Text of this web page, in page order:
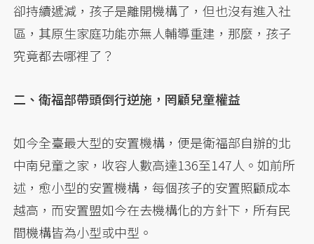
卻持續遞減，孩子是離開機構了，但也沒有進入社
區，其原生家庭功能亦無人輔導重建，那麼，孩子
究竟都去哪裡了？
二、衛福部帶頭倒行逆施，罔顧兒童權益
如今全臺最大型的安置機構，便是衛福部自辦的北
中南兒童之家，收容人數高達136至147人。如前所
述，愈小型的安置機構，每個孩子的安置照顧成本
越高，而安置盟如今在去機構化的方針下，所有民
間機構皆為小型或中型。